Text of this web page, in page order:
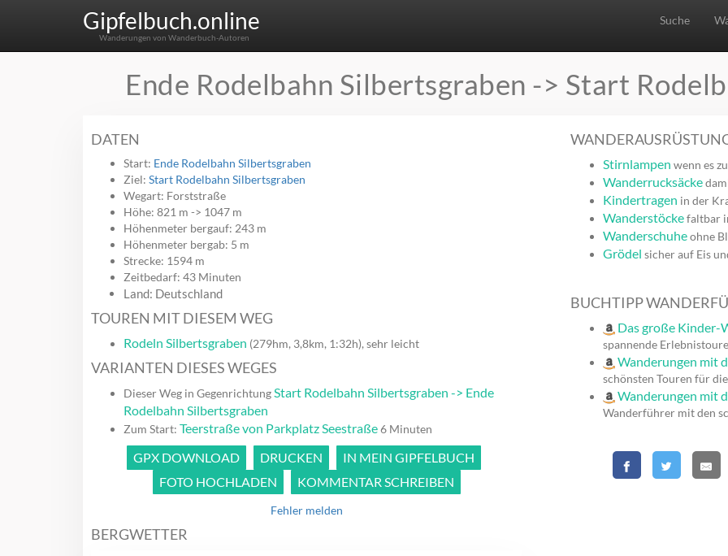
Gipfelbuch.online
Wanderungen von Wanderbuch-Autoren
Suche
Ende Rodelbahn Silbertsgraben -> Start
DATEN
Start: Ende Rodelbahn Silbertsgraben
Ziel: Start Rodelbahn Silbertsgraben
Wegart: Forststraße
Höhe: 821 m -> 1047 m
Höhenmeter bergauf: 243 m
Höhenmeter bergab: 5 m
Strecke: 1594 m
Zeitbedarf: 43 Minuten
Land: Deutschland
TOUREN MIT DIESEM WEG
Rodeln Silbertsgraben (279hm, 3,8km, 1:32h), sehr leicht
VARIANTEN DIESES WEGES
Dieser Weg in GegenrichtungStart Rodelbahn Silbertsgraben -> Ende
Rodelbahn Silbertsgraben
Zum Start: Teerstraße von Parkplatz Seestraße6 Minuten
GPX DOWNLOAD DRUCKEN
IN MEIN GIPFELBUCH
FOTO HOCHLADEN
KOMMENTAR SCHREIBEN
Fehler melden
BERGWETTER
Stirnlampen wenn es
Wanderrucksäcke
Kindertragen in der
Wanderstöckefaltbar
Wanderschuheohne
Grödel sicher auf Eis
BUCHTIPP
Das große Kinder-
spannende
Wanderungen mit
schönsten Touren für
Wanderungen mit
Wanderführer mit den